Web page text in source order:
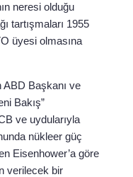
neresi olduğu
tartışmaları 1955
üyesi olmasına
Başkanı ve
Bakış”
ve uydularıyla
nükleer güç
Eisenhower’a göre
verilecek bir